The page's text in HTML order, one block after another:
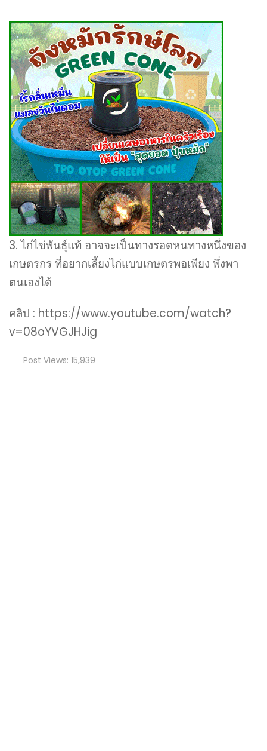
3. ไก่ไข่พันธุ์แท้ อาจจะเป็นทางรอดหนทางหนึ่งของ
เกษตรกร ที่อยากเลี้ยงไก่แบบเกษตรพอเพียง พึ่งพา
ตนเองได้
คลิป : https://www.youtube.com/watch?
v=08oYVGJHJig
Post Views: 15,939